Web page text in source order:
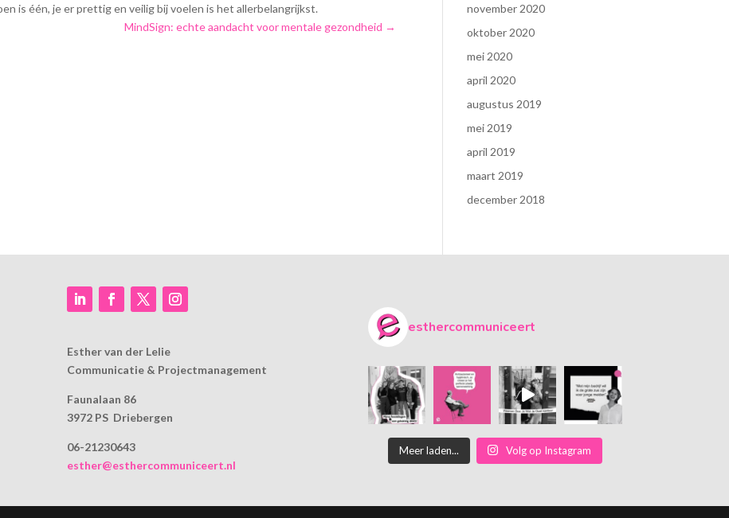
is één, je er prettig en veilig bij voelen is het allerbelangrijkst.
MindSign: echte aandacht voor mentale gezondheid →
november 2020
oktober 2020
mei 2020
april 2020
augustus 2019
mei 2019
april 2019
maart 2019
december 2018
Esther van der Lelie
Communicatie & Projectmanagement
Faunalaan 86
3972 PS Driebergen
06-21230643
esther@esthercommuniceert.nl
esthercommuniceert
Meer laden... Volg op Instagram